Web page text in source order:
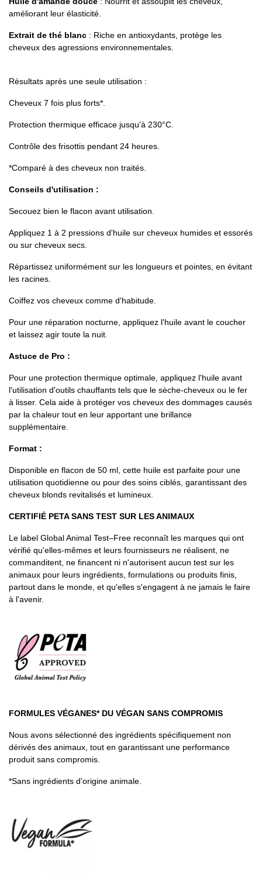
améliorant leur élasticité.
Extrait de thé blanc : Riche en antioxydants, protège les
cheveux des agressions environnementales.
Résultats après une seule utilisation :
Cheveux 7 fois plus forts*.
Protection thermique efficace jusqu'à 230°C.
Contrôle des frisottis pendant 24 heures.
*Comparé à des cheveux non traités.
Conseils d'utilisation :
Secouez bien le flacon avant utilisation.
Appliquez 1 à 2 pressions d'huile sur cheveux humides et essorés
ou sur cheveux secs.
Répartissez uniformément sur les longueurs et pointes, en évitant
les racines.
Coiffez vos cheveux comme d'habitude.
Pour une réparation nocturne, appliquez l'huile avant le coucher
et laissez agir toute la nuit.
Astuce de Pro :
Pour une protection thermique optimale, appliquez l'huile avant
l'utilisation d'outils chauffants tels que le sèche-cheveux ou le fer
à lisser. Cela aide à protéger vos cheveux des dommages causés
par la chaleur tout en leur apportant une brillance
supplémentaire.
Format :
Disponible en flacon de 50 ml, cette huile est parfaite pour une
utilisation quotidienne ou pour des soins ciblés, garantissant des
cheveux blonds revitalisés et lumineux.
CERTIFIÉ PETA SANS TEST SUR LES ANIMAUX
Le label Global Animal Test–Free reconnaît les marques qui ont
vérifié qu'elles-mêmes et leurs fournisseurs ne réalisent, ne
commanditent, ne financent ni n'autorisent aucun test sur les
animaux pour leurs ingrédients, formulations ou produits finis,
partout dans le monde, et qu'elles s'engagent à ne jamais le faire
à l'avenir.
FORMULES VÉGANES* DU VÉGAN SANS COMPROMIS
Nous avons sélectionné des ingrédients spécifiquement non
dérivés des animaux, tout en garantissant une performance
produit sans compromis.
*Sans ingrédients d'origine animale.